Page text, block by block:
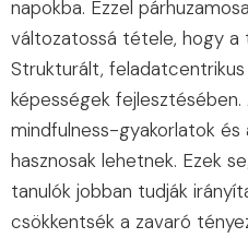
napokba. Ezzel
változatossá tétele, hogy a
Strukturált,
képességek
mindfulness-gyakorlatok és
hasznosak lehetnek. Ezek
tanulók jobban tudják
csökkentsék a zavaró